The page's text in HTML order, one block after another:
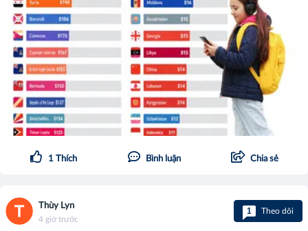
1 Thích Bình luận Chia sẻ
Thùy Lyn
4 giờ trước
1 Theo dõi